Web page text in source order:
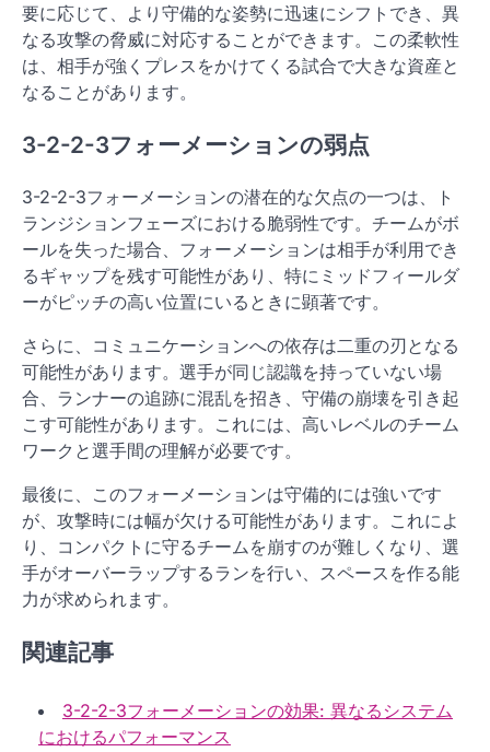
要に応じて、より守備的な姿勢に迅速にシフトでき、異
なる攻撃の脅威に対応することができます。この柔軟性
は、相手が強くプレスをかけてくる試合で大きな資産と
なることがあります。
3-2-2-3フォーメーションの弱点
3-2-2-3フォーメーションの潜在的な欠点の一つは、ト
ランジションフェーズにおける脆弱性です。チームがボ
ールを失った場合、フォーメーションは相手が利用でき
るギャップを残す可能性があり、特にミッドフィールダ
ーがピッチの高い位置にいるときに顕著です。
さらに、コミュニケーションへの依存は二重の刃となる
可能性があります。選手が同じ認識を持っていない場
合、ランナーの追跡に混乱を招き、守備の崩壊を引き起
こす可能性があります。これには、高いレベルのチーム
ワークと選手間の理解が必要です。
最後に、このフォーメーションは守備的には強いです
が、攻撃時には幅が欠ける可能性があります。これによ
り、コンパクトに守るチームを崩すのが難しくなり、選
手がオーバーラップするランを行い、スペースを作る能
力が求められます。
関連記事
3-2-2-3フォーメーションの効果: 異なるシステム
におけるパフォーマンス